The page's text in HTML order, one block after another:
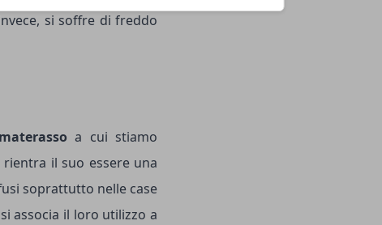
si soffre di freddo
materasso a cui stiamo
il suo essere una
soprattutto nelle case
associa il loro utilizzo a